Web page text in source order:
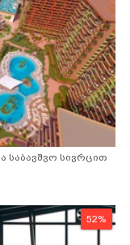
საბავშვო სივრცით
52%